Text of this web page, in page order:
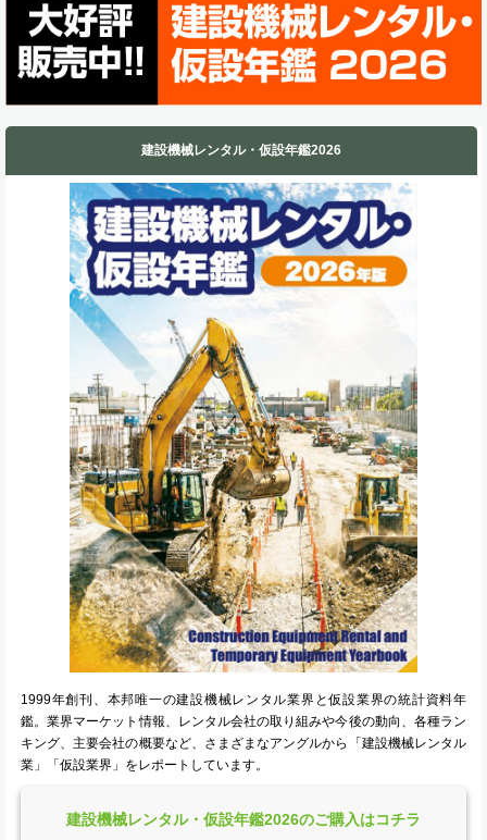
建設機械レンタル・仮設年鑑2026
1999年創刊、本邦唯一の建設機械レンタル業界と仮設業界の統計資料年
鑑。業界マーケット情報、レンタル会社の取り組みや今後の動向、各種ラン
キング、主要会社の概要など、さまざまなアングルから「建設機械レンタル
業」「仮設業界」をレポートしています。
建設機械レンタル・仮設年鑑2026のご購入はコチラ